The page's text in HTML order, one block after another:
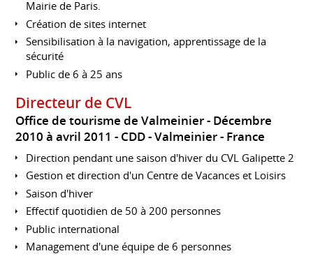
Mairie de Paris.
Création de sites internet
Sensibilisation à la navigation, apprentissage de la
sécurité
Public de 6 à 25 ans
Directeur de CVL
Office de tourisme de Valmeinier
Décembre
2010 à avril 2011 CDD Valmeinier France
Direction pendant une saison d'hiver du CVL Galipette 2
Gestion et direction d'un Centre de Vacances et Loisirs
Saison d'hiver
Effectif quotidien de 50 à 200 personnes
Public international
Management d'une équipe de 6 personnes